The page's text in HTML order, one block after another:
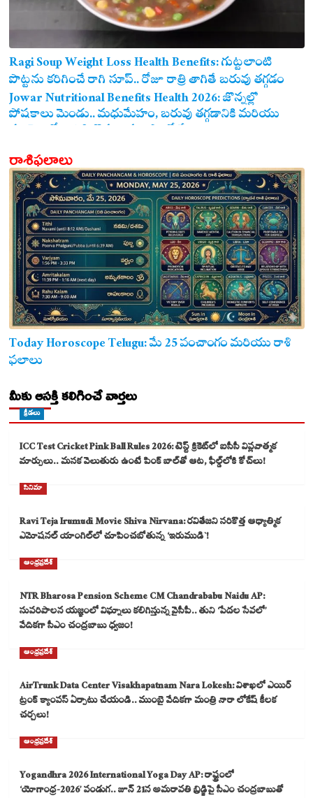
Ragi Soup Weight Loss Health Benefits: గుట్టలాంటి
పొట్టను కరిగించే రాగి సూప్.. రోజూ రాత్రి తాగితే బరువు తగ్గడం
ఖాయం!
Jowar Nutritional Benefits Health 2026: జొన్నల్లో
పోషకాలు మెండు.. మధుమేహం, బరువు తగ్గడానికి మరియు
గుండె ఆరోగ్యానికి జొన్న అన్నం ఎంతో మేలు!
రాశిఫలాలు
Today Horoscope Telugu: మే 25 పంచాంగం మరియు రాశి
ఫలాలు
మీకు ఆసక్తి కలిగించే వార్తలు
క్రీడలు
ICC Test Cricket Pink Ball Rules 2026: టెస్ట్ క్రికెట్‌లో ఐసీసీ విప్లవాత్మక
మార్పులు.. మసక వెలుతురు ఉంటే పింక్ బాల్‌తో ఆట, ఫీల్డ్‌లోకి కోచ్‌లు!
సినిమా
Ravi Teja Irumudi Movie Shiva Nirvana: రవితేజని సరికొత్త ఆధ్యాత్మిక
ఎమోషనల్ యాంగిల్‌లో చూపించబోతున్న ‘ఇరుముడి`!
ఆంధ్రప్రదేశ్
NTR Bharosa Pension Scheme CM Chandrababu Naidu AP:
సుపరిపాలన యజ్ఞంలో విఘ్నాలు కలిగిస్తున్న వైసీపీ.. తుని ‘పేదల సేవలో’
వేదికగా సీఎం చంద్రబాబు ధ్వజం!
ఆంధ్రప్రదేశ్
AirTrunk Data Center Visakhapatnam Nara Lokesh: విశాఖలో ఎయిర్
ట్రంక్ క్యాంపస్ ఏర్పాటు చేయండి.. ముంబై వేదికగా మంత్రి నారా లోకేష్ కీలక
చర్చలు!
ఆంధ్రప్రదేశ్
Yogandhra 2026 International Yoga Day AP: రాష్ట్రంలో
‘యోగాంధ్ర-2026’ పండుగ.. జూన్ 21న అమరావతి బ్రిడ్జిపై సీఎం చంద్రబాబుతో